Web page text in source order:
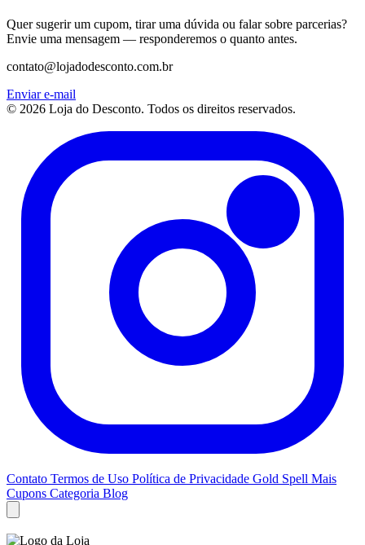
Quer sugerir um cupom, tirar uma dúvida ou falar sobre parcerias?
Envie uma mensagem — responderemos o quanto antes.
rb.moc.otnocsedodajol@otatnoc
Enviar e-mail
© 2026 Loja do Desconto. Todos os direitos reservados.
Contato Termos de Uso Política de Privacidade Gold Spell Mais
Cupons Categoria Blog